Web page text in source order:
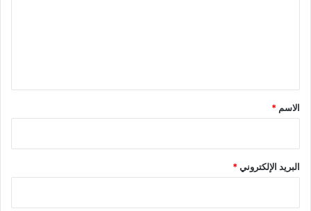
*
الاسم *
البريد الإلكتروني*